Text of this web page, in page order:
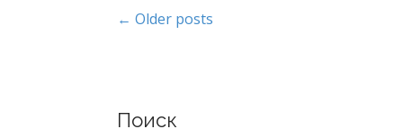
P
← Older posts
Поиск